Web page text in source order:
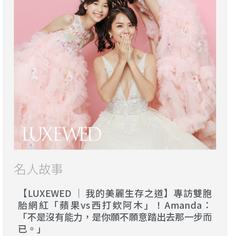
名人故事
【LUXEWED │ 我的美麗生存之道】專訪雙胞
胎網紅「蘋果vs西打欸阿木」！Amanda：
「不是沒有能力，是你願不願意踏出去那一步而
已。」